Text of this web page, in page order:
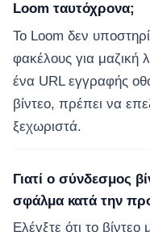
Loom ταυτόχρονα;
Το Loom δεν
φακέλους για μαζική
ένα URL εγγραφής
βίντεο, πρέπει να
ξεχωριστά.
Γιατί ο σύνδεσμος
σφάλμα κατά την
Ελέγξτε ότι το